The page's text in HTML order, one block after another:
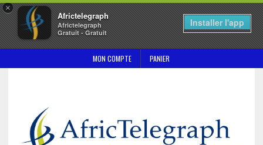
×
Africtelegraph
Africtelegraph
Gratuit - Gratuit
Installer l'app
MON COMPTE PANIER